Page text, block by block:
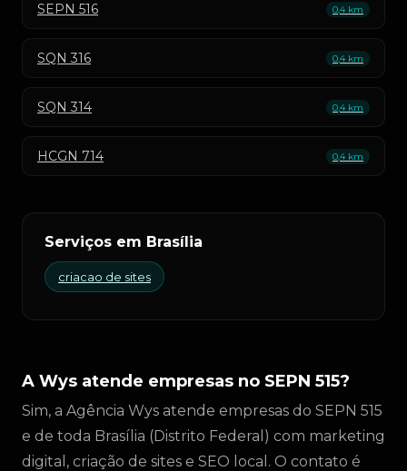
SEPN 516 0,4 km
SQN 316 0,4 km
SQN 314 0,4 km
HCGN 714 0,4 km
Serviços em Brasília
criacao de sites
A Wys atende empresas no SEPN 515?
Sim, a Agência Wys atende empresas do SEPN 515
e de toda Brasília (Distrito Federal) com marketing
digital, criação de sites e SEO local. O contato é